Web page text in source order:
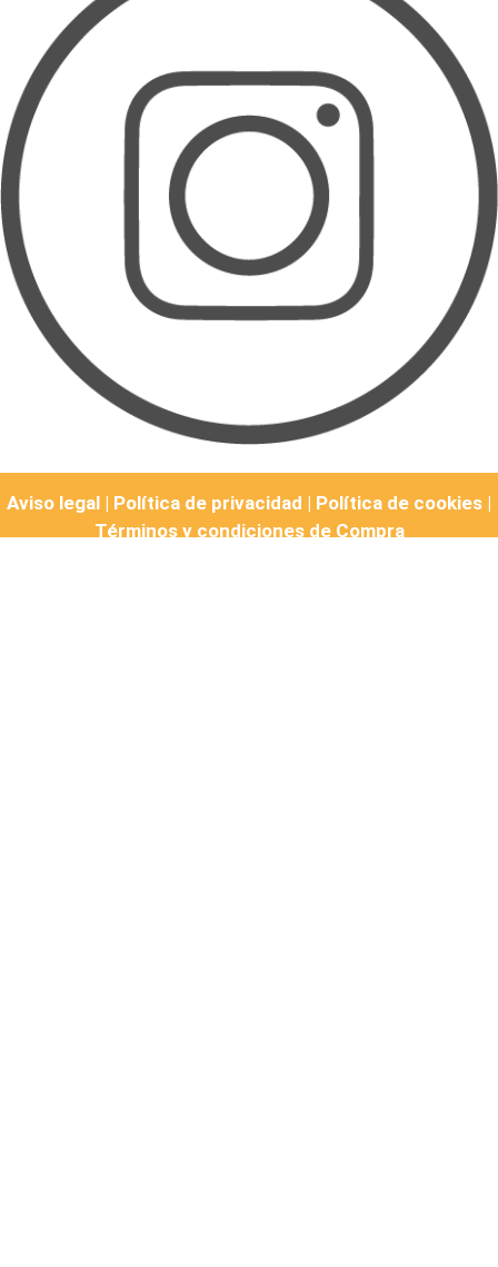
Aviso legal | Política de privacidad | Política de cookies |
Términos y condiciones de Compra